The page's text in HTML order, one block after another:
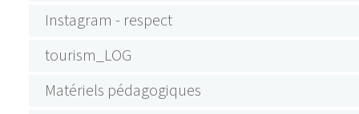
Instagram - respect
tourism_LOG
Matériels pédagogiques